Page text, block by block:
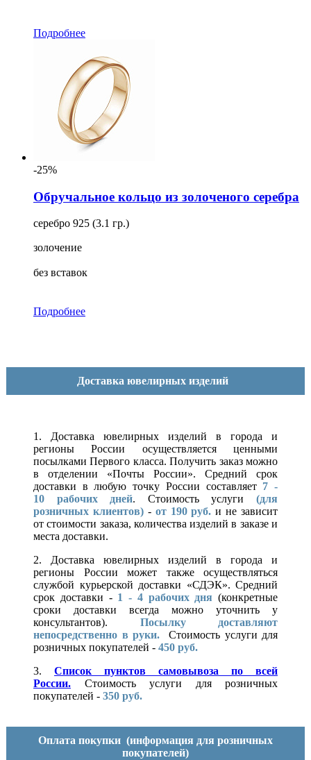
Подробнее
-25%
Обручальное кольцо из золоченого серебра
серебро 925 (3.1 гр.)
золочение
без вставок
Подробнее
Доставка ювелирных изделий
1. Доставка ювелирных изделий в города и
регионы России осуществляется ценными
посылками Первого класса. Получить заказ можно
в отделении «Почты России». Средний срок
доставки в любую точку России составляет 7 -
10 рабочих дней. Стоимость услуги(для
розничных клиентов)- от 190 руб. и не зависит
от стоимости заказа, количества изделий в заказе и
места доставки.
2. Доставка ювелирных изделий в города и
регионы России может также осуществляться
службой курьерской доставки «СДЭК». Средний
срок доставки - 1 - 4 рабочих дня (конкретные
сроки доставки всегда можно уточнить у
консультантов). Посылку доставляют
непосредственно в руки.
Стоимость услуги для
розничных покупателей - 450 руб.
3. Список пунктов самовывоза по всей
России.
Стоимость услуги для розничных
покупателей - 350 руб.
Оплата покупки (информация для розничных
покупателей)